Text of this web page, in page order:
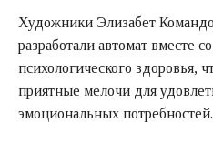
Художники Элизабет
разработали автомат вместе
психологического здоровья,
приятные мелочи для
эмоциональных потребностей.